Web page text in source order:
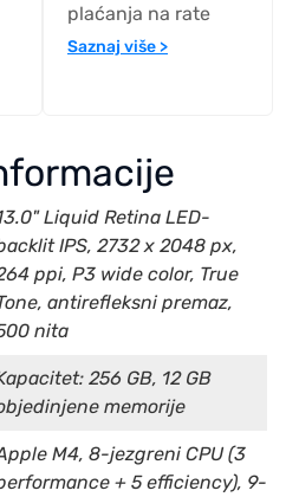
plaćanja na rate
Saznaj više >
Liquid Retina LED-
IPS, 2732 x 2048 px,
ppi, P3 wide color, True
antirefleksni premaz,
nita
256 GB, 12 GB
memorije
M4, 8-jezgreni CPU (3
+ 5 efficiency), 9-